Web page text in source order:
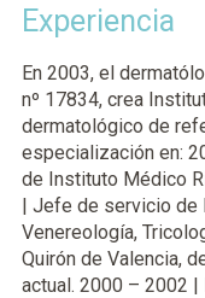
Experiencia
En 2003, el
nº 17834, crea
dermatológico de
especialización en:
de Instituto Médico
| Jefe de servicio de
Venereología,
Quirón de Valencia,
actual. 2000 – 2002